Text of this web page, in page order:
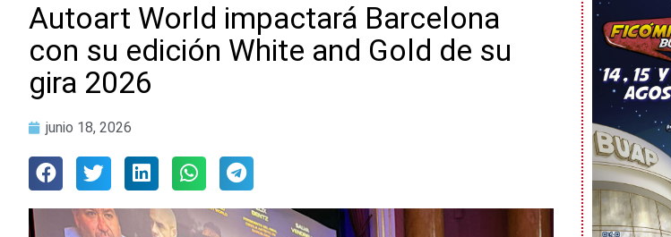
Autoart World impactará Barcelona
con su edición White and Gold de su
gira 2026
junio 18, 2026